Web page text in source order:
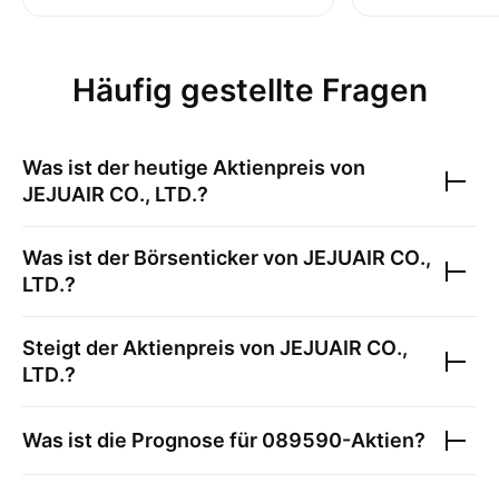
Häufig gestellte Fragen
Was ist der heutige Aktienpreis von
JEJUAIR CO., LTD.?
Was ist der Börsenticker von JEJUAIR CO.,
LTD.?
Steigt der Aktienpreis von JEJUAIR CO.,
LTD.?
Was ist die Prognose für 089590-Aktien?